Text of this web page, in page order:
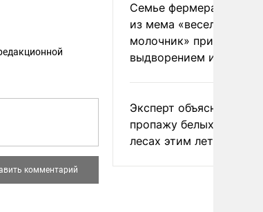
Семье фермера
из мема «веселый
молочник» пригрозили
выдворением из
Эксперт объяснил
пропажу белых грибов
лесах этим летом